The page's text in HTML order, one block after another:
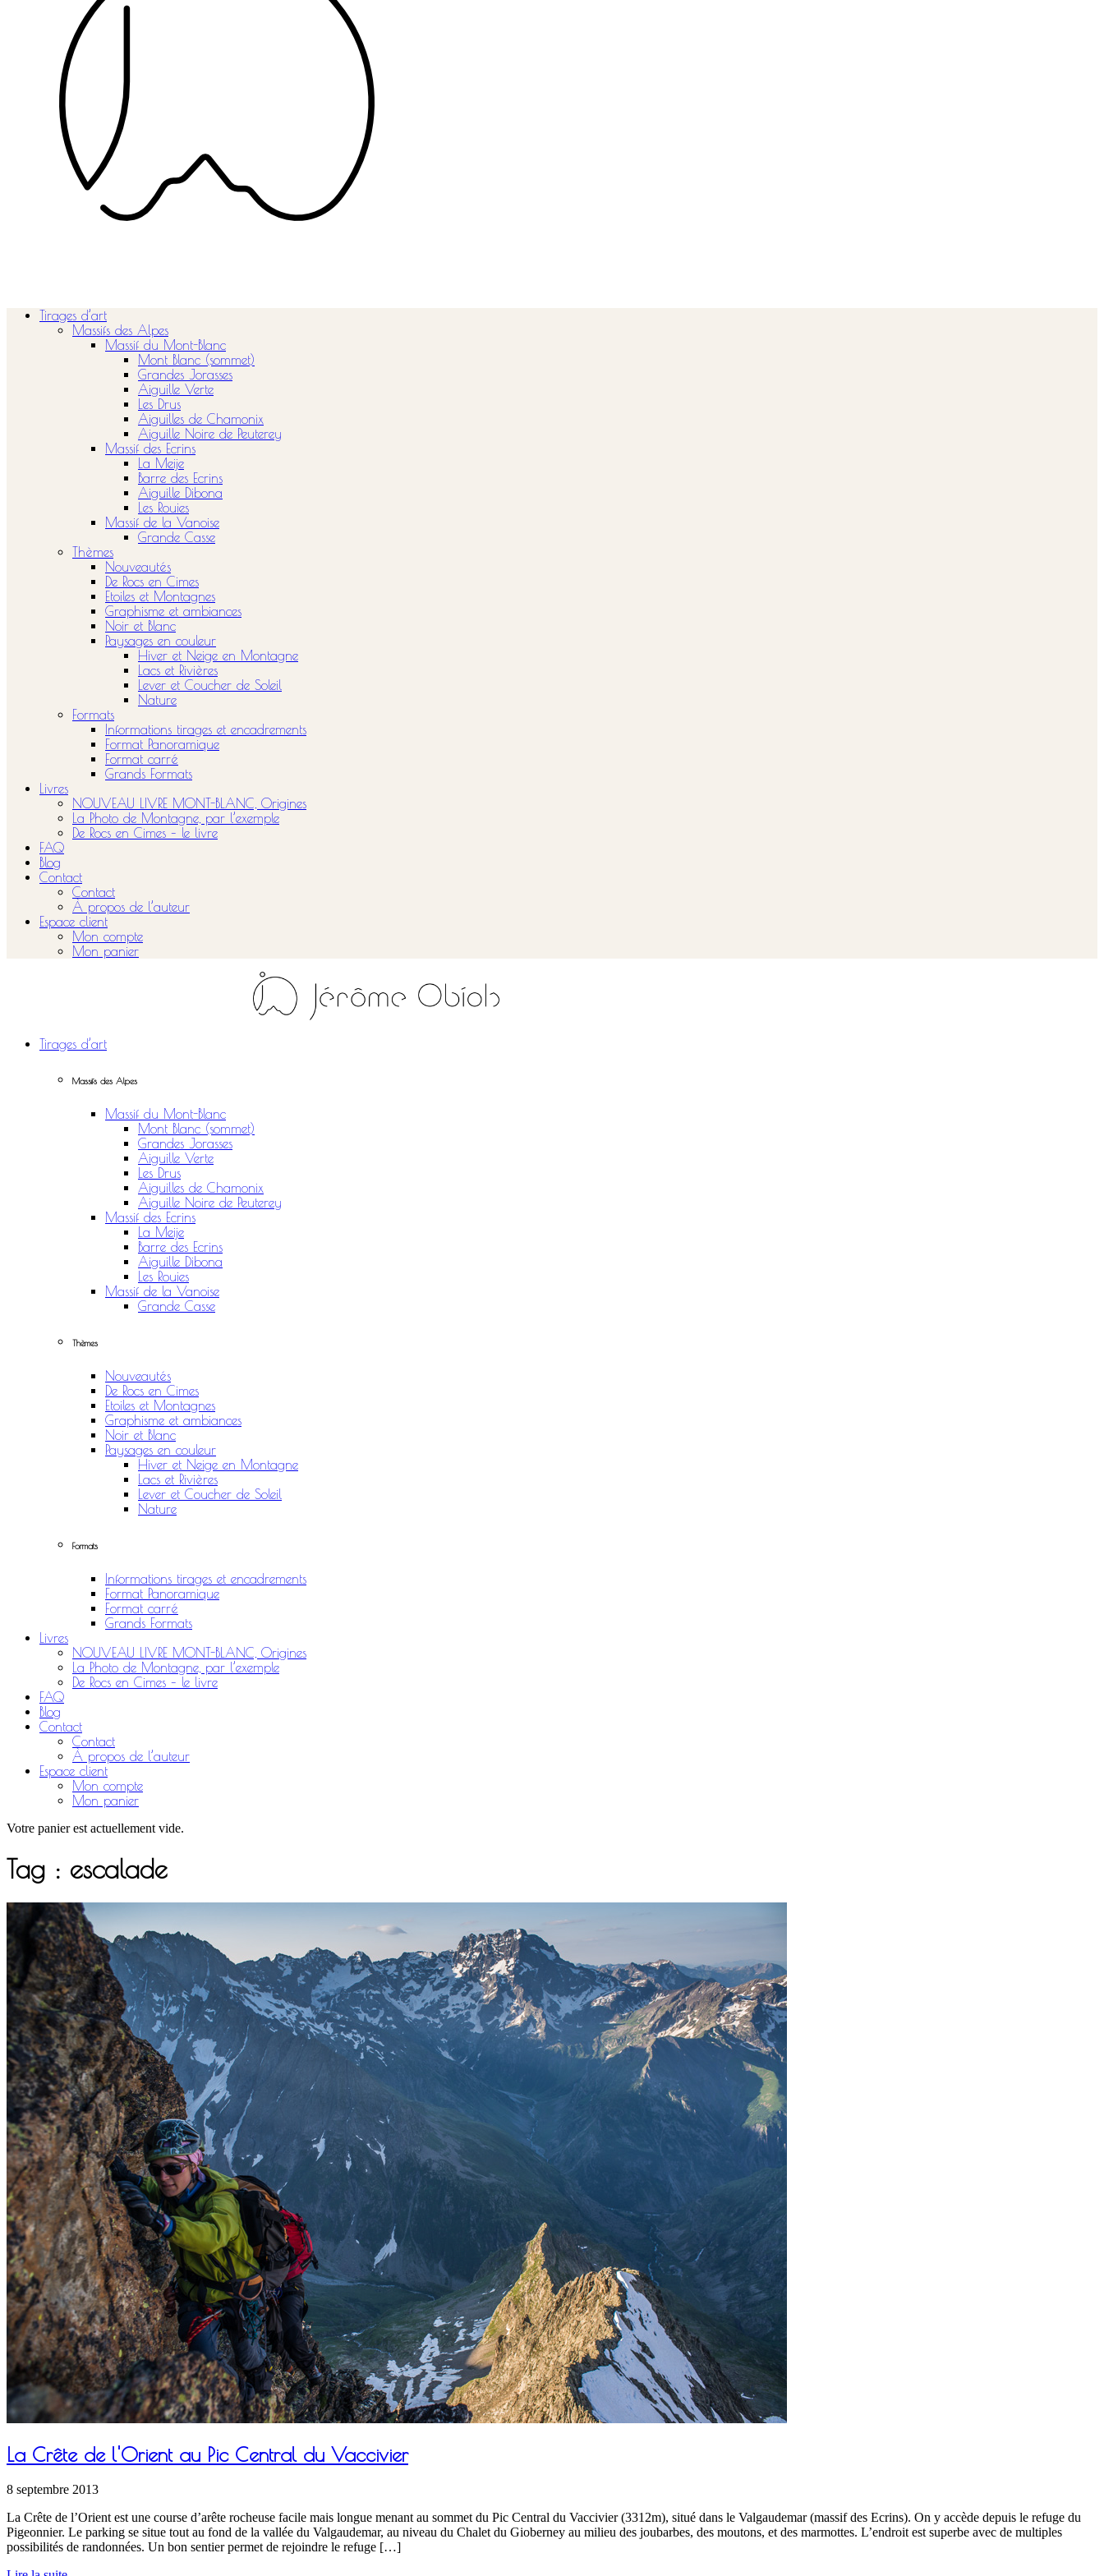
Tirages d’art
Massifs des Alpes
Massif du Mont-Blanc
Mont Blanc (sommet)
Grandes Jorasses
Aiguille Verte
Les Drus
Aiguilles de Chamonix
Aiguille Noire de Peuterey
Massif des Ecrins
La Meije
Barre des Ecrins
Aiguille Dibona
Les Rouies
Massif de la Vanoise
Grande Casse
Thèmes
Nouveautés
De Rocs en Cimes
Etoiles et Montagnes
Graphisme et ambiances
Noir et Blanc
Paysages en couleur
Hiver et Neige en Montagne
Lacs et Rivières
Lever et Coucher de Soleil
Nature
Formats
Informations tirages et encadrements
Format Panoramique
Format carré
Grands Formats
Livres
NOUVEAU LIVRE MONT-BLANC, Origines
La Photo de Montagne, par l’exemple
De Rocs en Cimes – le livre
FAQ
Blog
Contact
Contact
À propos de l’auteur
Espace client
Mon compte
Mon panier
Tirages d’art
Massifs des Alpes
Massif du Mont-Blanc
Mont Blanc (sommet)
Grandes Jorasses
Aiguille Verte
Les Drus
Aiguilles de Chamonix
Aiguille Noire de Peuterey
Massif des Ecrins
La Meije
Barre des Ecrins
Aiguille Dibona
Les Rouies
Massif de la Vanoise
Grande Casse
Thèmes
Nouveautés
De Rocs en Cimes
Etoiles et Montagnes
Graphisme et ambiances
Noir et Blanc
Paysages en couleur
Hiver et Neige en Montagne
Lacs et Rivières
Lever et Coucher de Soleil
Nature
Formats
Informations tirages et encadrements
Format Panoramique
Format carré
Grands Formats
Livres
NOUVEAU LIVRE MONT-BLANC, Origines
La Photo de Montagne, par l’exemple
De Rocs en Cimes – le livre
FAQ
Blog
Contact
Contact
À propos de l’auteur
Espace client
Mon compte
Mon panier
Votre panier est actuellement vide.
Tag : escalade
La Crête de l'Orient au Pic Central du Vaccivier
8 septembre 2013
La Crête de l’Orient est une course d’arête rocheuse facile mais longue menant au sommet du Pic Central du Vaccivier (3312m), situé dans le Valgaudemar (massif des Ecrins). On y accède depuis le refuge du
Pigeonnier. Le parking se situe tout au fond de la vallée du Valgaudemar, au niveau du Chalet du Gioberney au milieu des joubarbes, des moutons, et des marmottes. L’endroit est superbe avec de multiples
possibilités de randonnées. Un bon sentier permet de rejoindre le refuge […]